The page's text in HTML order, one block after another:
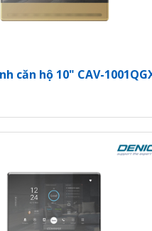
căn hộ 10" CAV-